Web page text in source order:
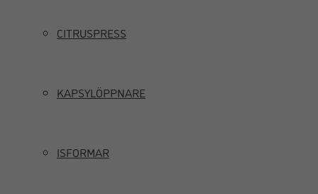
CITRUSPRESS
KAPSYLÖPPNARE
ISFORMAR